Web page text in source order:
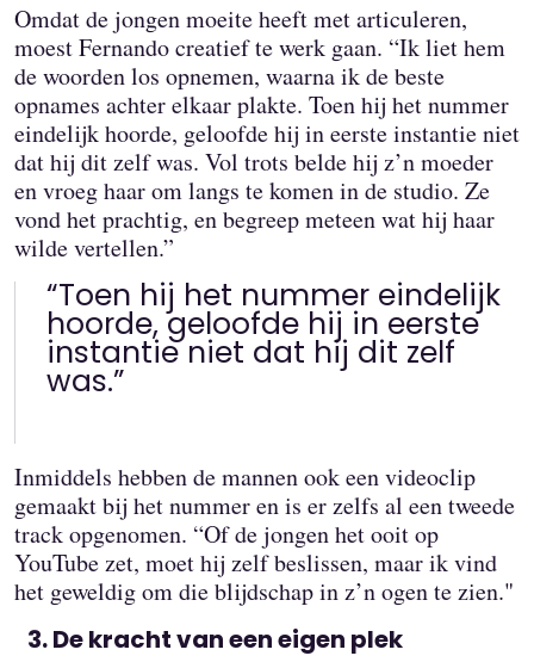
Omdat de jongen moeite heeft met articuleren,
moest Fernando creatief te werk gaan. “Ik liet hem
de woorden los opnemen, waarna ik de beste
opnames achter elkaar plakte. Toen hij het nummer
eindelijk hoorde, geloofde hij in eerste instantie niet
dat hij dit zelf was. Vol trots belde hij z’n moeder
en vroeg haar om langs te komen in de studio. Ze
vond het prachtig, en begreep meteen wat hij haar
wilde vertellen.”
“Toen hij het nummer eindelijk
hoorde, geloofde hij in eerste
instantie niet dat hij dit zelf
was.”
Inmiddels hebben de mannen ook een videoclip
gemaakt bij het nummer en is er zelfs al een tweede
track opgenomen. “Of de jongen het ooit op
YouTube zet, moet hij zelf beslissen, maar ik vind
het geweldig om die blijdschap in z’n ogen te zien."
De kracht van een eigen plek